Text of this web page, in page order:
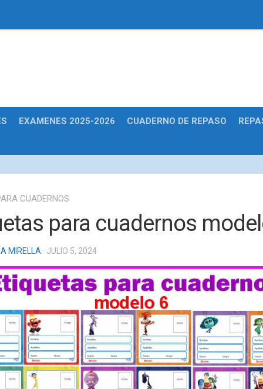
EXAMENES 2025-2026 CUADERNO DE REPASO
CUADERNOS
para cuadernos
MIRELLA · JULIO 5, 2024